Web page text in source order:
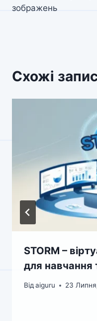
зображень
Схожі
STORM –
для навчання
Від aiguru 23